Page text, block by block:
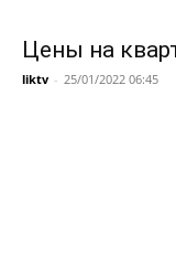
Цены на
liktv - 25/01/2022 06:45